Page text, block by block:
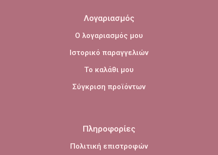
Λογαριασμός
Ο λογαριασμός μου
Ιστορικό παραγγελιών
Το καλάθι μου
Σύγκριση προϊόντων
Πληροφορίες
Πολιτική επιστροφών